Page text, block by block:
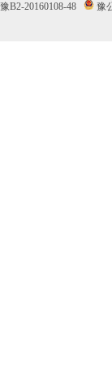
· 2026年07月
豫B2-20160108-48
豫